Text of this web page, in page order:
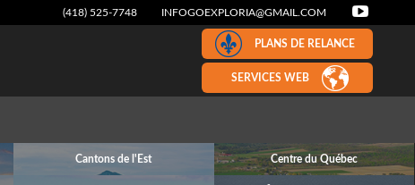
(418) 525-7748 INFOGOEXPLORIA@GMAIL.COM
PLANS DE RELANCE
SERVICES WEB
Cantons de l'Est Centre du Québec